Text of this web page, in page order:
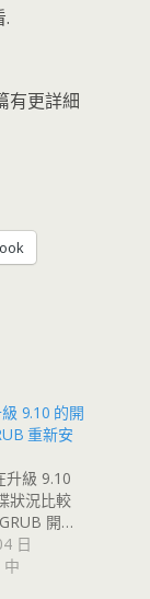
.
有更詳細
9.10 的開
重新安
升級 9.10
狀況比較
開…
日